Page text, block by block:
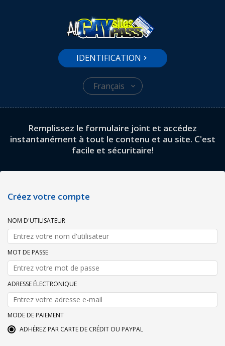
Français
IDENTIFICATION
Remplissez le formulaire joint et accédez
instantanément à tout le contenu et au site. C'est
facile et sécuritaire!
Créez votre compte
NOM D'UTILISATEUR
MOT DE PASSE
ADRESSE ÉLECTRONIQUE
MODE DE PAIEMENT
ADHÉREZ PAR CARTE DE CRÉDIT OU PAYPAL